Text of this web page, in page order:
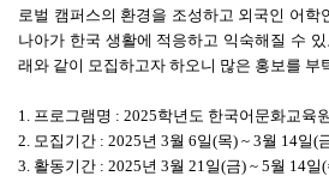
로벌 캠퍼스의 환경을 조성하고 외국인 어학
나아가 한국 생활에 적응하고 익숙해질 수
래와 같이 모집하고자 하오니 많은 홍보를 부
1. 프로그램명 : 2025학년도 한국어문화교육
2. 모집기간 : 2025년 3월 6일(목) ~ 3월 14일(
3. 활동기간 : 2025년 3월 21일(금) ~ 5월 14일